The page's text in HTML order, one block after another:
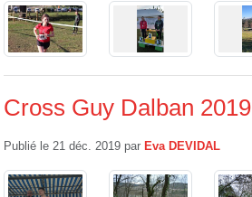
Cross Guy Dalban 2019
Publié le 21 déc. 2019 par Eva DEVIDAL